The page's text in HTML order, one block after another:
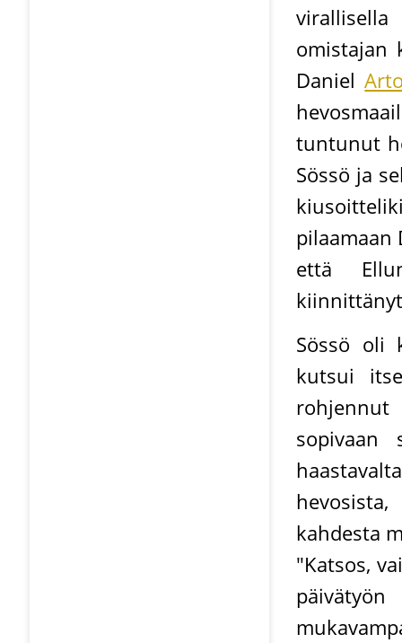
omistajan
Daniel
tuntunut
Sössö ja
että
Sössö oli
kutsui
sopivaan
kahdesta
"Katsos,